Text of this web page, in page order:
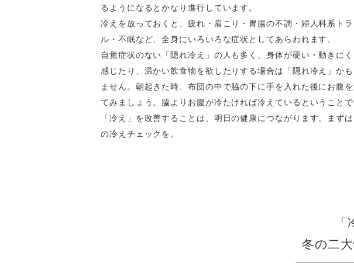
るようになるとかなり進行しています。
冷えを放っておくと、疲れ・肩こり・胃腸の不調・婦人科系ト
ル・不眠など、全身にいろいろな症状としてあらわれます。
自覚症状のない「隠れ冷え」の人も多く、身体が硬い・動きにく
感じたり、温かい飲食物を欲したりする場合は「隠れ冷え」か
ません。朝起きた時、布団の中で脇の下に手を入れた後にお腹を
てみましょう。脇よりお腹が冷たければ冷えているということで
「冷え」を改善することは、明日の健康につながります。まず
の冷えチェックを。
冬の二